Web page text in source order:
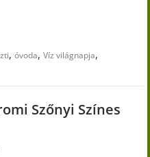
,óvoda,Víz világnapja,
Szőnyi Színes